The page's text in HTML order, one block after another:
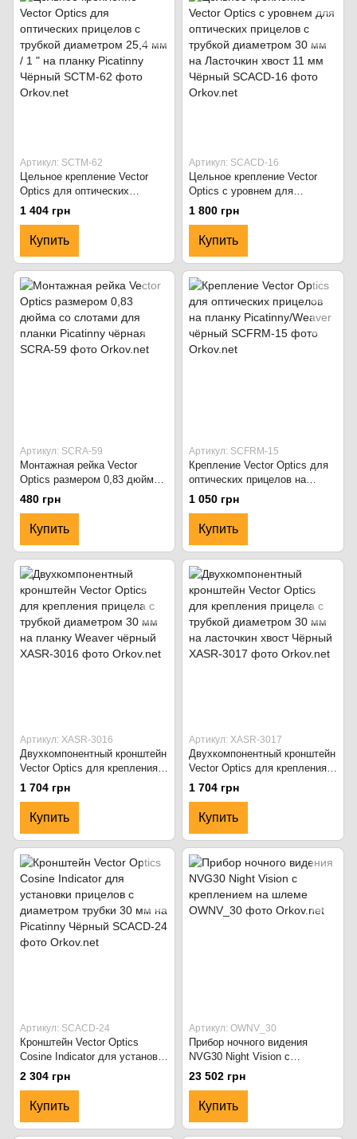
Артикул: SCTM-62
Цельное крепление Vector
Optics для оптических
прицелов с трубкой
диаметром 25,4 мм / 1 " на
планку Picatinny Чёрный
1 404 грн
Купить
Артикул: SCACD-16
Цельное крепление Vector
Optics с уровнем для
оптических прицелов с
трубкой диаметром 30 мм на
Ласточкин хвост 11 мм
Чёрный
1 800 грн
Купить
Артикул: SCRA-59
Монтажная рейка Vector
Optics размером 0,83 дюйма
со слотами для планки
Picatinny чёрная
480 грн
Купить
Артикул: SCFRM-15
Крепление Vector Optics для
оптических прицелов на
планку Picatinny/Weaver
1 050 грн
Купить
Артикул: XASR-3016
Двухкомпонентный кронштейн
Vector Optics для крепления
прицела с трубкой диаметром
30 мм на планку Weaver
чёрный
1 704 грн
Купить
Артикул: XASR-3017
Двухкомпонентный кронштейн
Vector Optics для крепления
прицела с трубкой диаметром
30 мм на ласточкин хвост
Чёрный
1 704 грн
Купить
Артикул: SCACD-24
Кронштейн Vector Optics
Cosine Indicator для установки
прицелов с диаметром трубки
30 мм на Picatinny Чёрный
2 304 грн
Купить
Артикул: OWNV_30
Прибор ночного видения
NVG30 Night Vision с
креплением на шлеме
23 502 грн
Купить